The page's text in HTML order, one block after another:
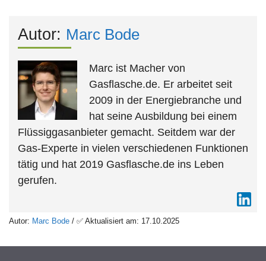
Autor: Marc Bode
Marc ist Macher von
Gasflasche.de. Er arbeitet seit
2009 in der Energiebranche und
hat seine Ausbildung bei einem
Flüssiggasanbieter gemacht. Seitdem war der
Gas-Experte in vielen verschiedenen Funktionen
tätig und hat 2019 Gasflasche.de ins Leben
gerufen.
Autor: Marc Bode / ✅ Aktualisiert am: 17.10.2025